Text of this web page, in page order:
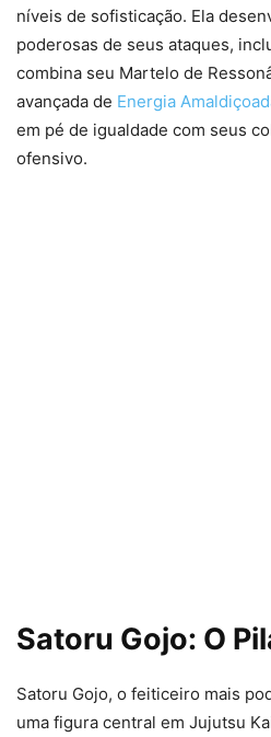
níveis de sofisticação. Ela
poderosas de seus ataques,
combina seu Martelo de
avançada de Energia
em pé de igualdade com seus
ofensivo.
Satoru Gojo: O
Satoru Gojo, o feiticeiro mais
uma figura central em Jujutsu